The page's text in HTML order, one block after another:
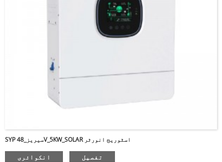
SYP سیریز_48V_5KW_SOLAR اسٹوریج انورٹر
انکوائری تفصیل